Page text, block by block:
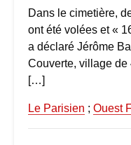
Dans le cimetière,
ont été volées et «
a déclaré Jérôme
Couverte, village de
[…]
Le Parisien ; Ouest